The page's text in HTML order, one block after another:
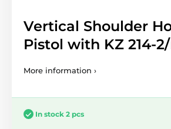
Vertical Shoulder
Pistol with KZ 214-
More information ›
In stock 2 pcs